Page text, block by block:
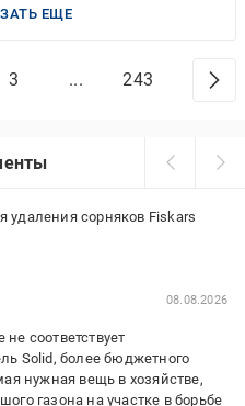
ЕЩЕ
3 ... 243
удаления сорняков Fiskars
08.08.2026
соответствует
Solid, более бюджетного
нужная вещь в хозяйстве,
газона на участке в борьбе